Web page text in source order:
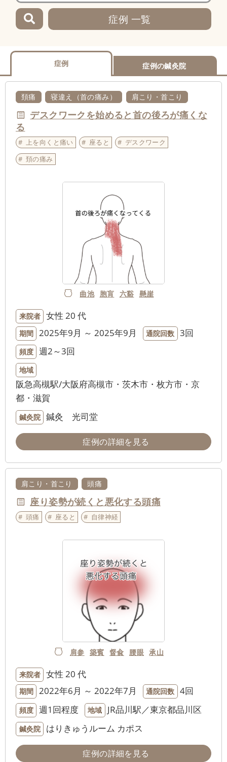
症例 一覧
症例 症例の鍼灸院
頚痛 寝違え（首の痛み） 肩こり・首こり
デスクワークを始めると首の後ろが痛くな
る
上を向くと痛い 座ると
デスクワーク
頚の痛み
曲池 胞肓 六谿 懸崖
来院者 女性 20 代
期間 2025年9月 ～ 2025年9月 通院回数 3回
頻度 週2～3回
地域
阪急高槻駅/大阪府高槻市・茨木市・枚方市・京
都・滋賀
鍼灸院 鍼灸 光司堂
症例の詳細を見る
肩こり・首こり 頭痛
座り姿勢が続くと悪化する頭痛
頭痛 座ると 自律神経
肩参 築賓 督兪 腰眼 承山
来院者 女性 20 代
期間 2022年6月 ～ 2022年7月 通院回数 4回
頻度 週1回程度 地域 JR品川駅／東京都品川区
鍼灸院 はりきゅうルーム カポス
症例の詳細を見る